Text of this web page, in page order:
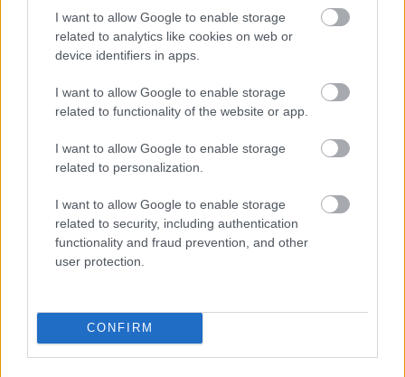
I want to allow Google to enable storage
related to analytics like cookies on web or
device identifiers in apps.
I want to allow Google to enable storage
related to functionality of the website or app.
I want to allow Google to enable storage
related to personalization.
I want to allow Google to enable storage
related to security, including authentication
functionality and fraud prevention, and other
user protection.
CONFIRM
Fordulhatunk professzionális
segítségért is
kérhetjük, ha úgy érezzük, hogy magunkban nem
boldogulunk. Egyik sem ördögtől való dolog, így
Ma már bárki számára elérhetők egyes nyugtatók,
problémák leküzdésében. A Rivotril 2mg
klonazepám hatóanyag tartalmával is ezek közé
tartozik. Oldja a szorongást, segít a görcsoldásban, a
kiegyensúlyozott alvásban, izomlazító hatása is van.
telve, kiegyensúlyozottabb legyen és ne kelljen
mindenen szorongania, akkor érdemes lehet
rendelésmellett döntenie.